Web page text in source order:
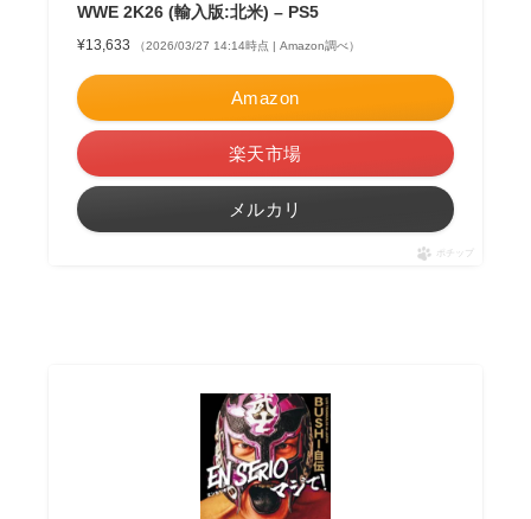
WWE 2K26 (輸入版:北米) – PS5
¥13,633 （2026/03/27 14:14時点 | Amazon調べ）
Amazon
楽天市場
メルカリ
ポチップ